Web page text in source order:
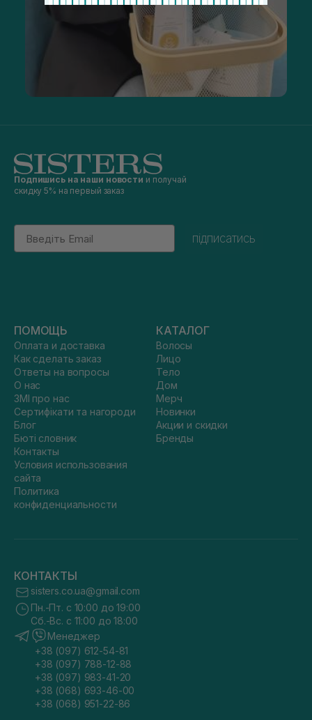
Подпишись на наши новости и получай
скидку 5% на первый заказ
Email
підписатись
ПОМОЩЬ
Оплата и доставка
Как сделать заказ
Ответы на вопросы
О нас
ЗМІ про нас
Сертифікати та нагороди
Блог
Бюті словник
Контакты
Условия использования
сайта
Политика
конфиденциальности
КАТАЛОГ
Волосы
Лицо
Тело
Дом
Мерч
Новинки
Акции и скидки
Бренды
КОНТАКТЫ
sisters.co.ua@gmail.com
Пн.-Пт. с 10:00 до 19:00
Сб.-Вс. с 11:00 до 18:00
Менеджер
+38 (097) 612-54-81
+38 (097) 788-12-88
+38 (097) 983-41-20
+38 (068) 693-46-00
+38 (068) 951-22-86